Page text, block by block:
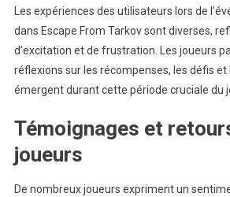
Les expériences des utilisateurs lors de
dans Escape From Tarkov sont diverses,
d’excitation et de frustration. Les joueurs
réflexions sur les récompenses, les défis
émergent durant cette période cruciale du
Témoignages et
joueurs
De nombreux joueurs expriment un